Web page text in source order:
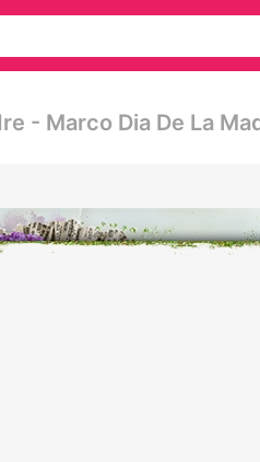
- Marco Dia De La